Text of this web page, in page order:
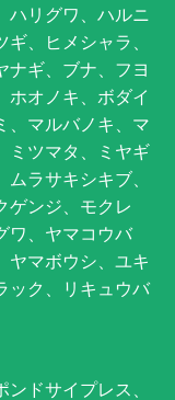
ハリグワ、ハルニ
、ヒメシャラ、
ナギ、ブナ、フヨ
ホオノキ、ボダイ
、マルバノキ、マ
ミツマタ、ミヤギ
ラサキシキブ、
ゲンジ、モクレ
ワ、ヤマコウバ
ヤマボウシ、ユキ
ック、リキュウバ
ドサイプレス、